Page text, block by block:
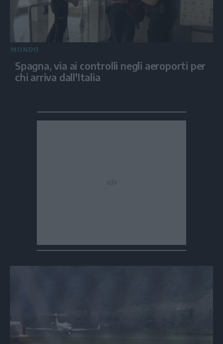
MONDO
Spagna, via ai controlli negli aeroporti per
chi arriva dall'Italia